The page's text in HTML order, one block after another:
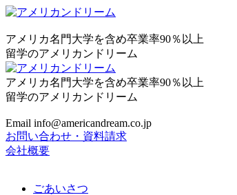
アメリカ名門大学を含め卒業率90％以上
留学のアメリカンドリーム
アメリカ名門大学を含め卒業率90％以上
留学のアメリカンドリーム
Email info@americandream.co.jp
お問い合わせ・資料請求
会社概要
ごあいさつ